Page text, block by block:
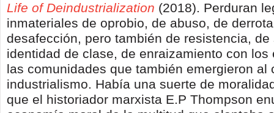
Life of Deindustrialization (2018). Perduran
inmateriales de oprobio, de abuso, de
desafección, pero también de resistencia,
identidad de clase, de enraizamiento con los
las comunidades que también emergieron al
industrialismo. Había una suerte de
que el historiador marxista E.P Thompson